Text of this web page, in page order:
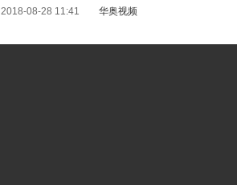
2018-08-28 11:41 华奥视频